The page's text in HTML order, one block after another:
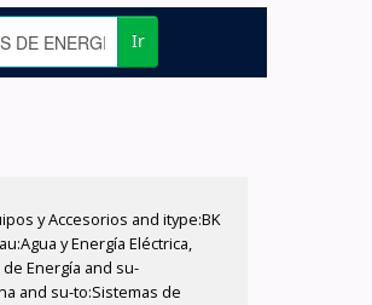
Ir
y Accesorios and itype:BK
y Energía Eléctrica,
Energía and su-
and su-to:Sistemas de